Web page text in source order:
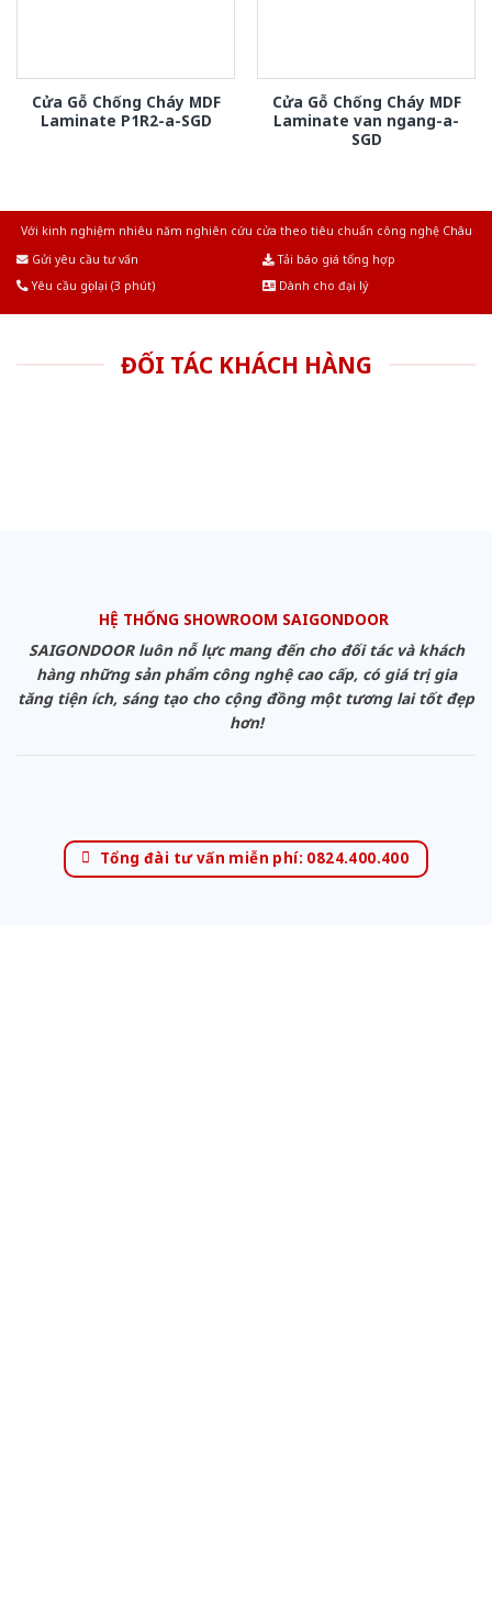
Cửa Gỗ Chống Cháy MDF
Laminate P1R2-a-SGD
Cửa Gỗ Chống Cháy MDF
Laminate van ngang-a-
SGD
Với kinh nghiệm nhiêu năm nghiên cứu cửa theo tiêu chuẩn công nghệ Châu
Gửi yêu cầu tư vấn
Tải báo giá tổng hợp
Yêu cầu gọi lại (3 phút)
Dành cho đại lý
ĐỐI TÁC KHÁCH HÀNG
HỆ THỐNG SHOWROOM SAIGONDOOR
SAIGONDOOR luôn nỗ lực mang đến cho đối tác và khách
hàng những sản phẩm công nghệ cao cấp, có giá trị gia
tăng tiện ích, sáng tạo cho cộng đồng một tương lai tốt đẹp
hơn!
Tổng đài tư vấn miễn phí: 0824.400.400